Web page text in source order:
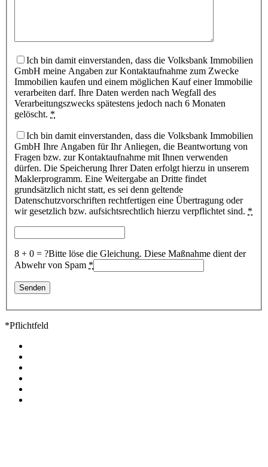
Ich bin damit einverstanden, dass die Volksbank Immobilien
GmbH meine Angaben zur Kontaktaufnahme zum Zwecke
Immobilien kaufen und einem möglichen Kauf einer Immobilie
verarbeiten darf. Ihre Daten werden nach Wegfall des
Verarbeitungszwecks spätestens jedoch nach 6 Monaten
gelöscht. *
Ich bin damit einverstanden, dass die Volksbank Immobilien
GmbH Ihre Angaben für Ihr Anliegen, die Beantwortung von
Fragen bzw. zur Kontaktaufnahme mit Ihnen verwenden
dürfen. Die Speicherung Ihrer Daten erfolgt hierzu in unserem
Maklerprogramm. Eine Weitergabe an Dritte findet
grundsätzlich nicht statt, es sei denn geltende
Datenschutzvorschriften rechtfertigen eine Übertragung oder
wir gesetzlich bzw. aufsichtsrechtlich hierzu verpflichtet sind. *
8 + 0 = ?Bitte löse die Gleichung. Diese Maßnahme dient der
Abwehr von Spam *
*Pflichtfeld